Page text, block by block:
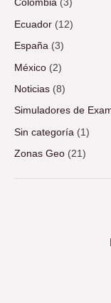
Colombia (3)
Ecuador (12)
España (3)
México (2)
Noticias (8)
Simuladores de
Sin categoría (1)
Zonas Geo (21)